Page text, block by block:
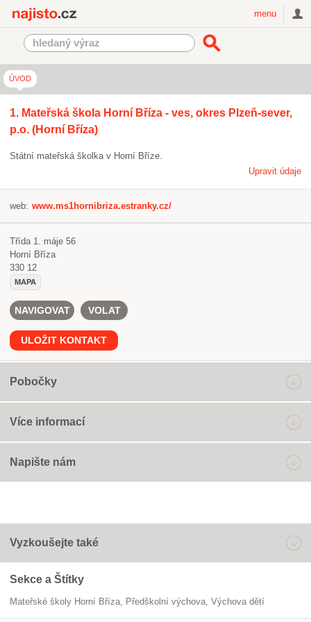
menu
ÚVOD
1. Mateřská škola Horní Bříza - ves, okres Plzeň-sever,
p.o. (Horní Bříza)
Státní mateřská školka v Horní Bříze.
Upravit údaje
web: www.ms1hornibriza.estranky.cz/
Třída 1. máje 56
Horní Bříza
330 12
MAPA
NAVIGOVAT VOLAT
ULOŽIT KONTAKT
Pobočky
Více informací
Napište nám
Vyzkoušejte také
Sekce a Štítky
Mateřské školy Horní Bříza předškolní výchova výchova dětí